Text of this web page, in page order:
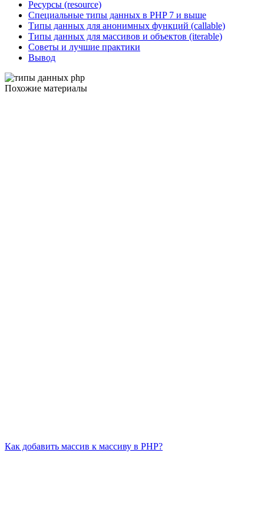
Ресурсы (resource)
Специальные типы данных в PHP 7 и выше
Типы данных для анонимных функций (callable)
Типы данных для массивов и объектов (iterable)
Советы и лучшие практики
Вывод
Похожие материалы
Как добавить массив к массиву в PHP?